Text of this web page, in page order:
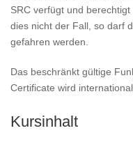
SRC verfügt und
dies nicht der Fall, so darf
gefahren werden.
Das beschränkt gültige
Certificate wird
Kursinhalt